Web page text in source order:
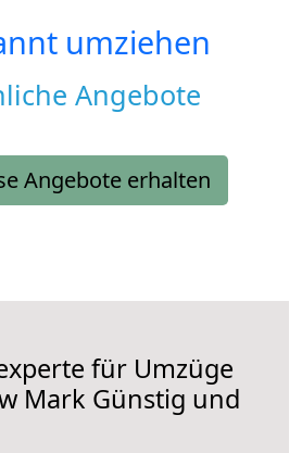
umziehen
Angebote
Angebote erhalten
für Umzüge
Mark Günstig und